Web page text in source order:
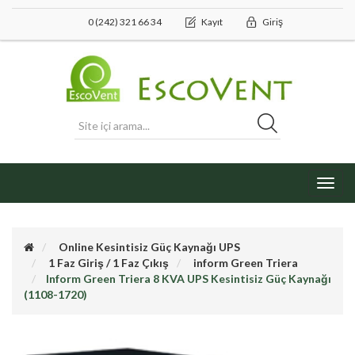
0 (242) 321 66 34 Kayıt Giriş
Online Kesintisiz Güç Kaynağı UPS
1 Faz Giriş / 1 Faz Çıkış
inform Green Triera
Inform Green Triera 8 KVA UPS Kesintisiz Güç Kaynağı
(1108-1720)